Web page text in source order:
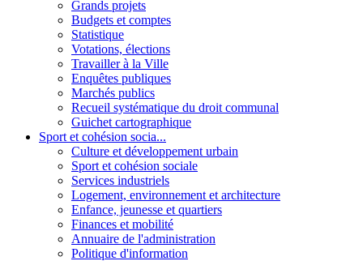
Grands projets
Budgets et comptes
Statistique
Votations, élections
Travailler à la Ville
Enquêtes publiques
Marchés publics
Recueil systématique du droit communal
Guichet cartographique
Sport et cohésion socia...
Culture et développement urbain
Sport et cohésion sociale
Services industriels
Logement, environnement et architecture
Enfance, jeunesse et quartiers
Finances et mobilité
Annuaire de l'administration
Politique d'information